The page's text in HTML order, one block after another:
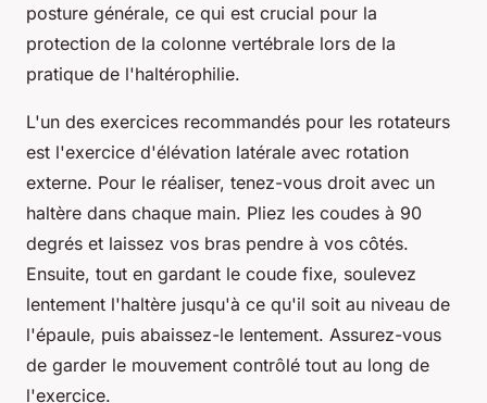
posture générale, ce qui est crucial pour la
protection de la colonne vertébrale lors de la
pratique de l'haltérophilie.
L'un des exercices recommandés pour les rotateurs
est l'exercice d'élévation latérale avec rotation
externe. Pour le réaliser, tenez-vous droit avec un
haltère dans chaque main. Pliez les coudes à 90
degrés et laissez vos bras pendre à vos côtés.
Ensuite, tout en gardant le coude fixe, soulevez
lentement l'haltère jusqu'à ce qu'il soit au niveau de
l'épaule, puis abaissez-le lentement. Assurez-vous
de garder le mouvement contrôlé tout au long de
l'exercice.